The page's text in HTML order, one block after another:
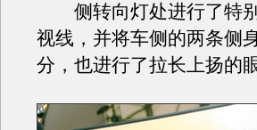
侧转向灯处进行了特别
视线，并将车侧的两条侧
分，也进行了拉长上扬的